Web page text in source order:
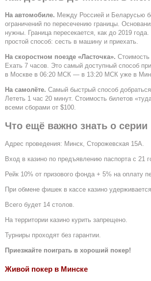
На автомобиле. Между Россией и Беларусью
ограничений по пересечению границы.
нужны. Граница пересекается, как до 2019
простой способ: сесть в машину и приехать.
На скоростном поезде «Ласточка». Стоимость
Ехать 7 часов. Это самый доступный способ
в Москве в 06:20 МСК — в 13:20 МСК уже в
На самолёте. Самый быстрый способ
Лететь 1 час 20 минут. Стоимость билетов
всеми сборами от $100.
Что ещё важно знать о серии
Адрес проведения: Минск, Сторожевская 15А.
Вход в казино по предъявлению паспорта с 21
Рейк 10% от призового фонда + 5% на оплату
При обмене фишек в кассе казино удерживается
Всего будет 14 столов.
На территории казино курить запрещено.
Турниры проходят без гарантии.
Приезжайте поиграть в хороший покер!
Живой покер в Минске